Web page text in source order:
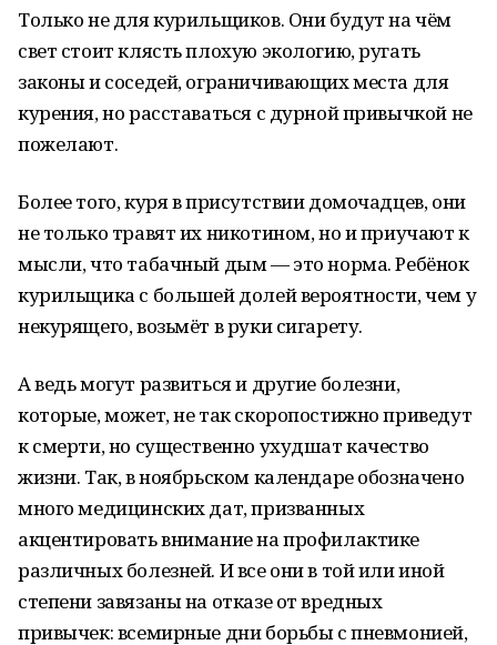
Только не для курильщиков. Они будут на чём
свет стоит клясть плохую экологию, ругать
законы и соседей, ограничивающих места для
курения, но расставаться с дурной привычкой не
пожелают.
Более того, куря в присутствии домочадцев, они
не только травят их никотином, но и приучают к
мысли, что табачный дым — это норма. Ребёнок
курильщика с большей долей вероятности, чем у
некурящего, возьмёт в руки сигарету.
А ведь могут развиться и другие болезни,
которые, может, не так скоропостижно приведут
к смерти, но существенно ухудшат качество
жизни. Так, в ноябрьском календаре обозначено
много медицинских дат, призванных
акцентировать внимание на профилактике
различных болезней. И все они в той или иной
степени завязаны на отказе от вредных
привычек: всемирные дни борьбы с пневмонией,